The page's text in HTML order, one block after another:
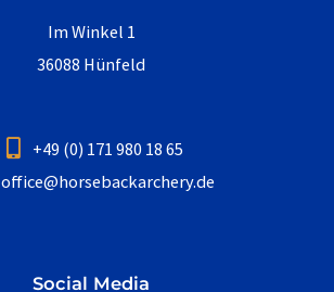
Im Winkel 1
36088 Hünfeld
+49 (0) 171 980 18 65
office@horsebackarchery.de
Social Media